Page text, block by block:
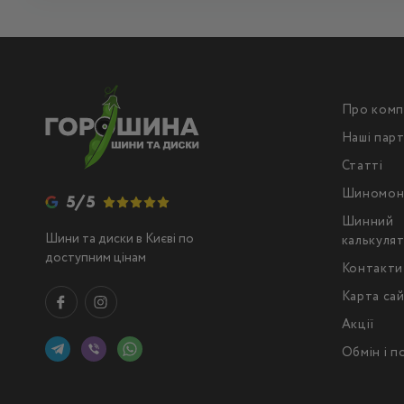
5/5
Шини та диски в Києві по
доступним цінам
Про
Наші
Статті
Шинний
Контакти
Карта
Акції
Обмін і